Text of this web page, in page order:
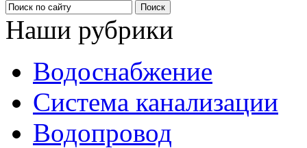
Наши рубрики
Водоснабжение
Система канализации
Водопровод